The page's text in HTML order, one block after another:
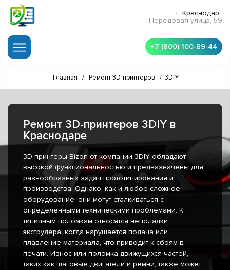
г. Краснодар
Передовая улица, 59
+7 (800) 100-89-44
Главная / Ремонт 3D-принтеров / 3DIY
Ремонт 3D-принтеров 3DIY в
Краснодаре
3D-принтеры Bizon от компании 3DIY обладают
высокой функциональностью и предназначены для
разнообразных задач прототипирования и
производства. Однако, как и любое сложное
оборудование, они могут сталкиваться с
определёнными техническими проблемами. К
типичным поломкам относятся неполадки
экструдера, когда нарушается подача или
плавление материала, что приводит к сбоям в
печати. Износ или поломка движущихся частей,
таких как шаговые двигатели и ремни, также может